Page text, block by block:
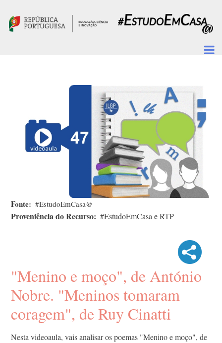
Fonte #EstudoEmCasa@
Proveniência do Recurso #EstudoEmCasa e RTP
"Menino e moço", de António
Nobre. "Meninos tomaram
coragem", de Ruy Cinatti
Nesta videoaula, vais analisar os poemas "Menino e moço", de